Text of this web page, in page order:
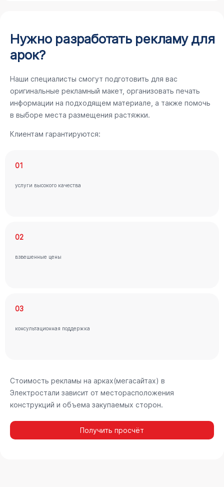
Нужно разработать рекламу для
арок?
Наши специалисты смогут подготовить для вас
оригинальные рекламный макет, организовать печать
информации на подходящем материале, а также помочь
в выборе места размещения растяжки.
Клиентам гарантируются:
01
услуги высокого качества
02
взвешенные цены
03
консультационная поддержка
Стоимость рекламы на арках(мегасайтах) в
Электростали зависит от месторасположения
конструкций и объема закупаемых сторон.
Получить просчёт